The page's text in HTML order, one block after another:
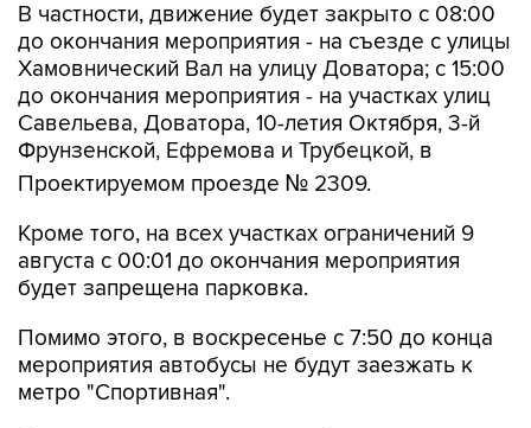
В частности, движение будет закрыто с 08:00
до окончания мероприятия - на съезде с улицы
Хамовнический Вал на улицу Доватора; с 15:00
до окончания мероприятия - на участках улиц
Савельева, Доватора, 10-летия Октября, 3-й
Фрунзенской, Ефремова и Трубецкой, в
Проектируемом проезде № 2309.
Кроме того, на всех участках ограничений 9
августа с 00:01 до окончания мероприятия
будет запрещена парковка.
Помимо этого, в воскресенье с 7:50 до конца
мероприятия автобусы не будут заезжать к
метро "Спортивная".